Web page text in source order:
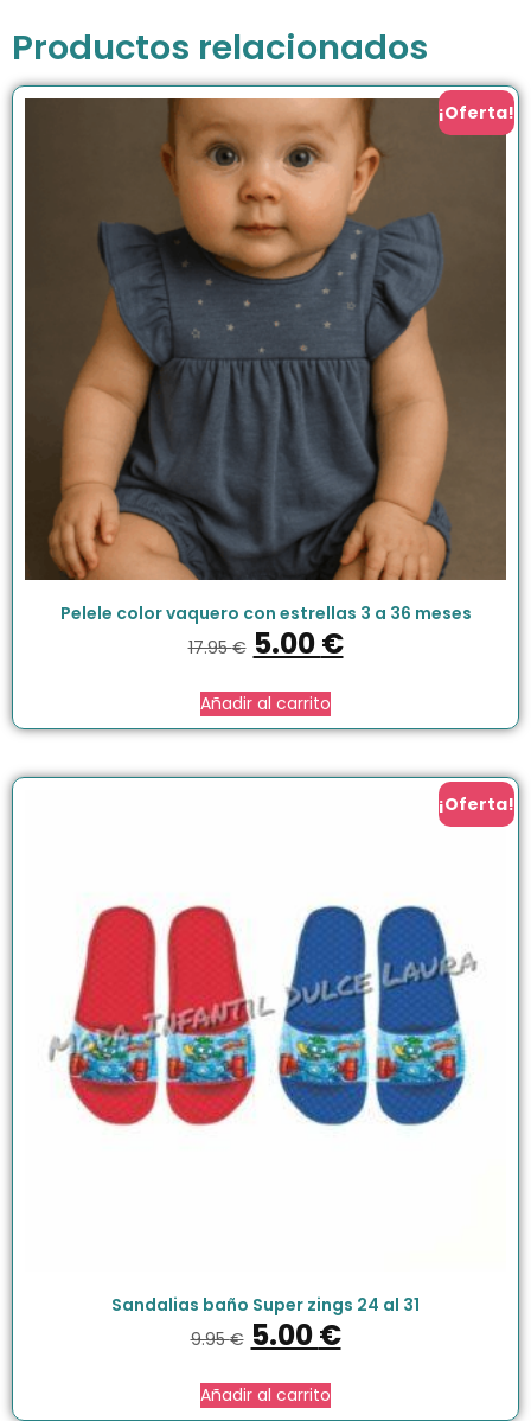
Productos relacionados
¡Oferta!
Pelele color vaquero con estrellas 3 a 36 meses
17.95€ 5.00€
Añadir al carrito
¡Oferta!
Sandalias baño Super zings 24 al 31
9.95€ 5.00€
Añadir al carrito